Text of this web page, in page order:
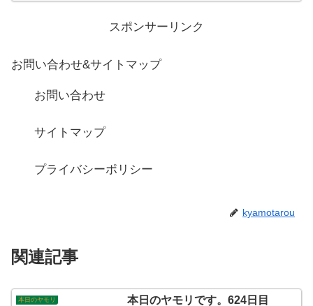
スポンサーリンク
お問い合わせ&サイトマップ
お問い合わせ
サイトマップ
プライバシーポリシー
kyamotarou
関連記事
本日のヤモリ 本日のヤモリです。624日目